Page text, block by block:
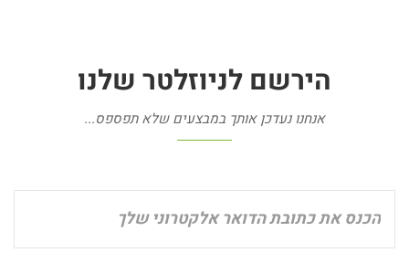
הירשם לניוזלטר שלנו
אנחנו נעדכן אותך במבצעים שלא תפספס...